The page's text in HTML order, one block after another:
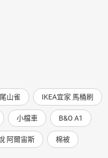
山雀 IKEA宜家 馬桶刷
小檔車 B&O A1
阿爾宙斯 棉被